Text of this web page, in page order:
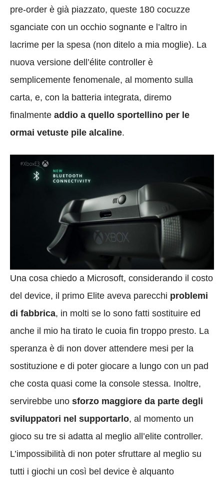
pre-order è già piazzato, queste 180 cocuzze
sganciate con un occhio sognante e l’altro in
lacrime per la spesa (non ditelo a mia moglie). La
nuova versione dell’élite controller è
semplicemente fenomenale, al momento sulla
carta, e, con la batteria integrata, diremo
finalmente addio a quello sportellino per le
ormai vetuste pile alcaline.
Una cosa chiedo a Microsoft, considerando il costo
del device, il primo Elite aveva parecchi problemi
di fabbrica, in molti se lo sono fatti sostituire ed
anche il mio ha tirato le cuoia fin troppo presto. La
speranza è di non dover attendere mesi per la
sostituzione e di poter giocare a lungo con un pad
che costa quasi come la console stessa. Inoltre,
servirebbe uno sforzo maggiore da parte degli
sviluppatori nel supportarlo, al momento un
gioco su tre si adatta al meglio all’elite controller.
L’impossibilità di non poter sfruttare al meglio su
tutti i giochi un così bel device è alquanto